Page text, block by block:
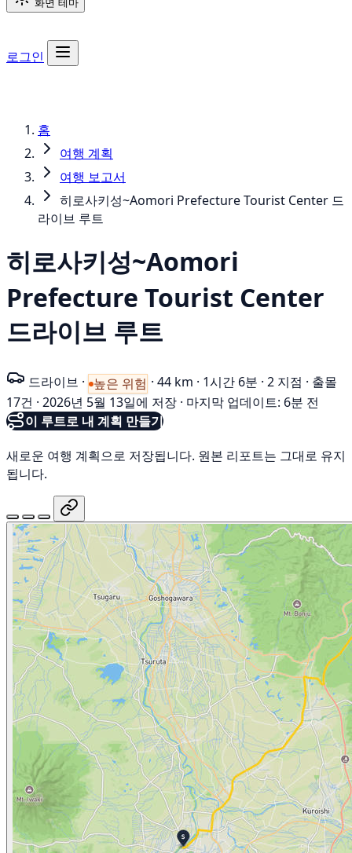
화면 테마
로그인
홈
여행 계획
여행 보고서
히로사키성~Aomori Prefecture Tourist Center 드
라이브 루트
히로사키성~Aomori
Prefecture Tourist Center
드라이브 루트
드라이브 · 높은 위험 · 44 km · 1시간 6분 · 2 지점 · 출몰
17건 · 2026년 5월 13일에 저장 · 마지막 업데이트: 6분 전
이 루트로 내 계획 만들기
새로운 여행 계획으로 저장됩니다. 원본 리포트는 그대로 유지
됩니다.